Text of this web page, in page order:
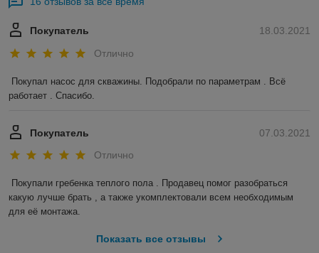
18.03.2021
Покупатель
Отлично
Покупал насос для скважины. Подобрали по параметрам . Всё
работает . Спасибо.
07.03.2021
Покупатель
Отлично
Покупали гребенка теплого пола . Продавец помог разобраться
какую лучше брать , а также укомплектовали всем необходимым
для её монтажа.
Показать все отзывы